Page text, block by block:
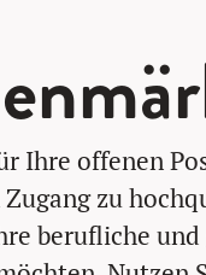
Ihre offenen
zu
berufliche